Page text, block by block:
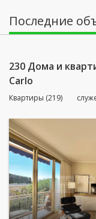
Последние
230 Дома и
Carlo
Квартиры (219)